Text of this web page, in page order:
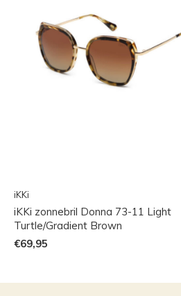
iKKi
iKKi zonnebril Donna 73-11 Light
Turtle/Gradient Brown
€69,95